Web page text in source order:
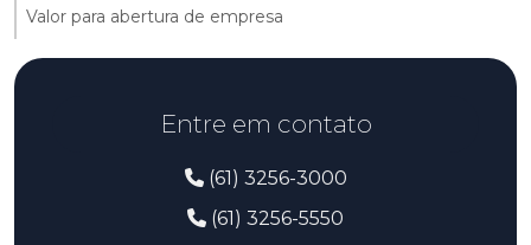
Valor para abertura de empresa
Entre em contato
(61) 3256-3000
(61) 3256-5550